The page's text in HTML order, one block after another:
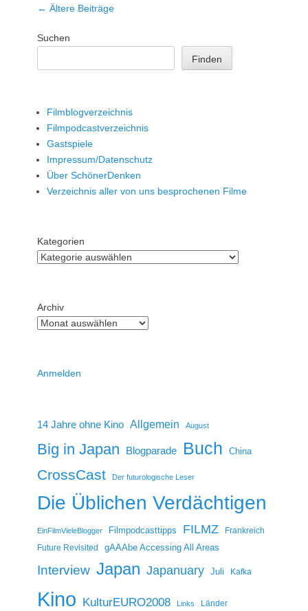
Beitrag-
← Ältere Beiträge
Suchen
Finden
Filmblogverzeichnis
Filmpodcastverzeichnis
Gastspiele
Impressum/Datenschutz
Über SchönerDenken
Verzeichnis aller von uns besprochenen Filme
Kategorien
Archiv
Anmelden
14 Jahre ohne Kino Allgemein August
Big in Japan Blogparade Buch China
CrossCast Der futurologische Leser
Die Üblichen Verdächtigen
EinFilmVieleBlogger Filmpodcasttipps FILMZ
Frankreich
Future Revisited
gAAAbe Accessing All Areas
Interview Japan Japanuary Juli Kafka
Kino KulturEURO2008 Links Länder